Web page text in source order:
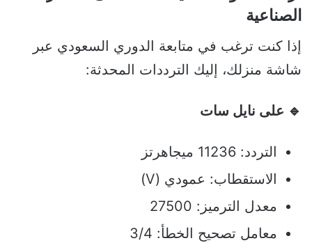
الصناعية
إذا كنت ترغب في متابعة الدوري السعودي عبر
شاشة منزلك، إليك الترددات المحدثة:
🔹 على نايل سات
التردد: 11236 ميجاهرتز
الاستقطاب: عمودي (V)
معدل الترميز: 27500
معامل تصحيح الخطأ: 3/4